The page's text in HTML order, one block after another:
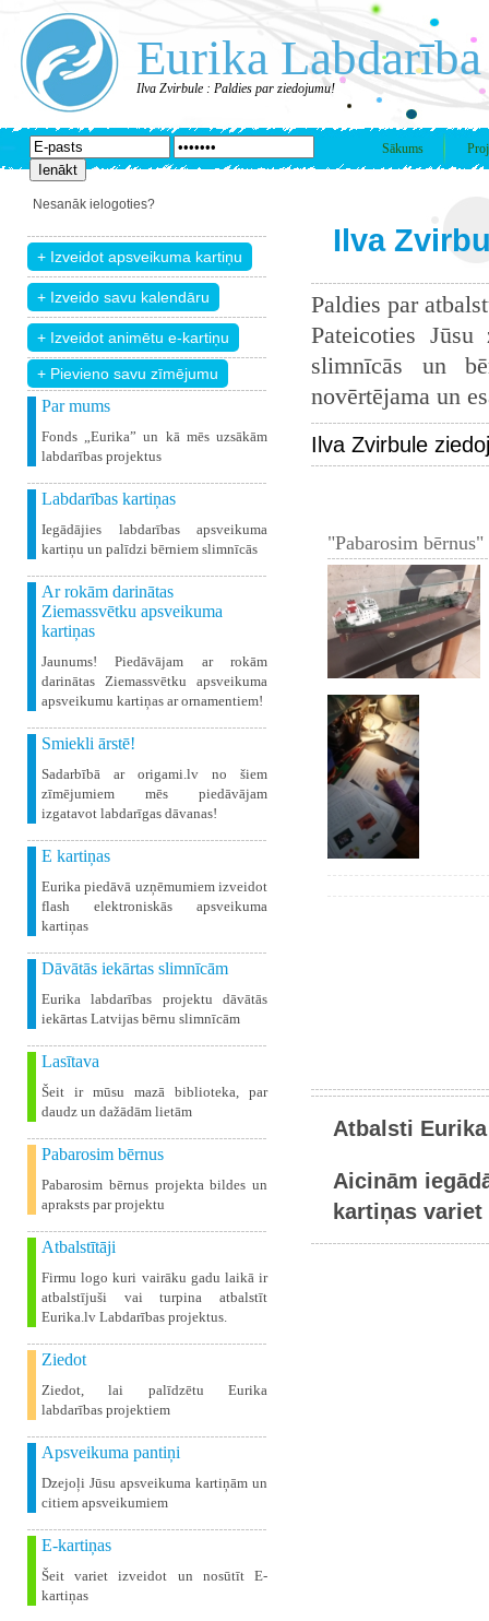
Eurika Labdarība
Ilva Zvirbule : Paldies par ziedojumu!
Sākums
Nesanāk ielogoties?
+ Pievieno savu zīmējumu
Par mums
Fonds „Eurika” un kā mēs uzsākām
labdarības projektus
Labdarības kartiņas
Iegādājies labdarības apsveikuma
kartiņu un palīdzi bērniem slimnīcās
Ar rokām darinātas
Ziemassvētku apsveikuma
kartiņas
Jaunums! Piedāvājam ar rokām
darinātas Ziemassvētku apsveikuma
apsveikumu kartiņas ar ornamentiem!
Smiekli ārstē!
Sadarbībā ar origami.lv no šiem
zīmējumiem mēs piedāvājam
izgatavot labdarīgas dāvanas!
E kartiņas
Eurika piedāvā uzņēmumiem izveidot
flash elektroniskās apsveikuma
kartiņas
Dāvātās iekārtas slimnīcām
Eurika labdarības projektu dāvātās
iekārtas Latvijas bērnu slimnīcām
Lasītava
Šeit ir mūsu mazā biblioteka, par
daudz un dažādām lietām
Pabarosim bērnus
Pabarosim bērnus projekta bildes un
apraksts par projektu
Atbalstītāji
Firmu logo kuri vairāku gadu laikā ir
atbalstījuši vai turpina atbalstīt
Eurika.lv Labdarības projektus.
Ziedot
Ziedot, lai palīdzētu Eurika
labdarības projektiem
Apsveikuma pantiņi
Dzejoļi Jūsu apsveikuma kartiņām un
citiem apsveikumiem
E-kartiņas
Šeit variet izveidot un nosūtīt E-
kartiņas
Ilva
Paldies par
Pateicoties
slimnīcās un
novērtējama un
Ilva Zvirbule
"Pabarosim
Atbalsti
Aicinām
kartiņas variet